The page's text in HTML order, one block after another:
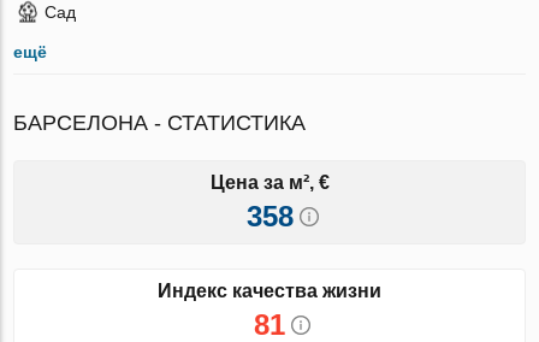
Сад
ещё
БАРСЕЛОНА - СТАТИСТИКА
Цена за м², €
358
Индекс качества жизни
81